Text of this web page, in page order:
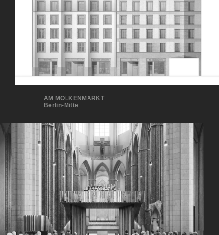
AM MOLKENMARKT
Berlin-Mitte